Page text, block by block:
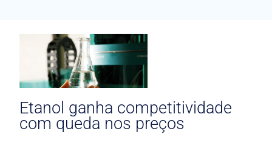
Etanol ganha competitividade
com queda nos preços